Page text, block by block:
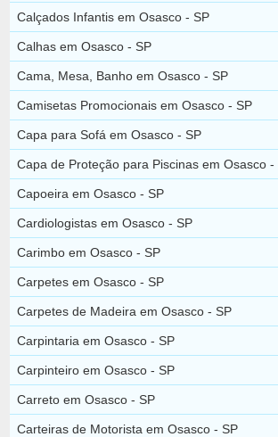
Calçados Infantis em Osasco - SP
Calhas em Osasco - SP
Cama, Mesa, Banho em Osasco - SP
Camisetas Promocionais em Osasco - SP
Capa para Sofá em Osasco - SP
Capa de Proteção para Piscinas em Osasco -
Capoeira em Osasco - SP
Cardiologistas em Osasco - SP
Carimbo em Osasco - SP
Carpetes em Osasco - SP
Carpetes de Madeira em Osasco - SP
Carpintaria em Osasco - SP
Carpinteiro em Osasco - SP
Carreto em Osasco - SP
Carteiras de Motorista em Osasco - SP